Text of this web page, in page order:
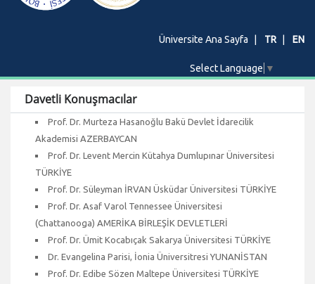
Üniversite Ana Sayfa TR EN
Select Language ▼
Davetli Konuşmacılar
Prof. Dr. Murteza Hasanoğlu Bakü Devlet İdarecilik
Akademisi AZERBAYCAN
Prof. Dr. Levent Mercin Kütahya Dumlupınar Üniversitesi
TÜRKİYE
Prof. Dr. Süleyman İRVAN Üsküdar Üniversitesi TÜRKİYE
Prof. Dr. Asaf Varol Tennessee Üniversitesi
(Chattanooga) AMERİKA BİRLEŞİK DEVLETLERİ
Prof. Dr. Ümit Kocabıçak Sakarya Üniversitesi TÜRKİYE
Dr. Evangelina Parisi, İonia Üniversitresi YUNANİSTAN
Prof. Dr. Edibe Sözen Maltepe Üniversitesi TÜRKİYE